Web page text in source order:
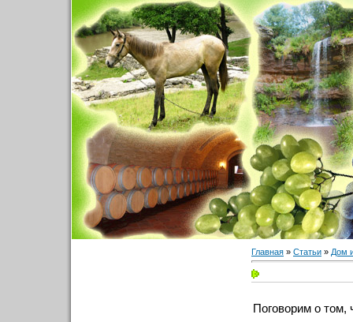
Главная » Статьи » Дом
Поговорим о том,